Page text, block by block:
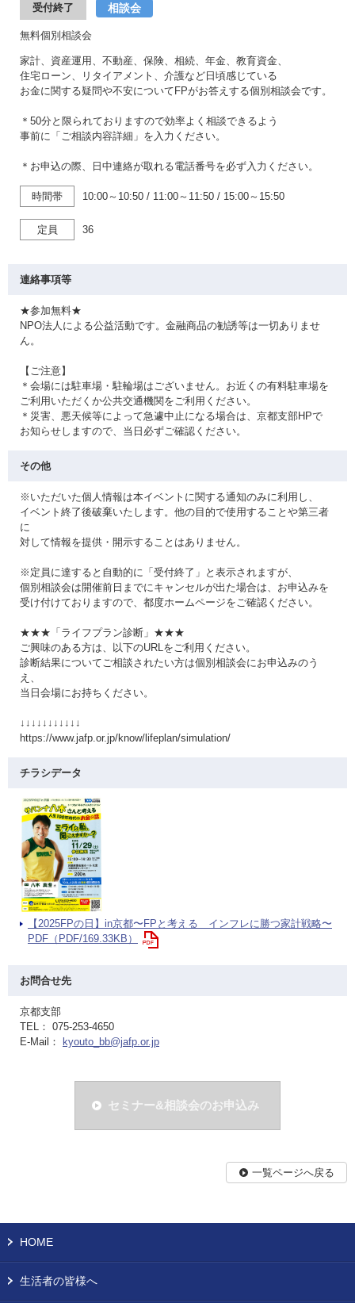
受付終了 相談会
無料個別相談会
家計、資産運用、不動産、保険、相続、年金、教育資金、
住宅ローン、リタイアメント、介護など日頃感じている
お金に関する疑問や不安についてFPがお答えする個別相談会です。
＊50分と限られておりますので効率よく相談できるよう
事前に「ご相談内容詳細」を入力ください。
＊お申込の際、日中連絡が取れる電話番号を必ず入力ください。
時間帯 10:00～10:50 / 11:00～11:50 / 15:00～15:50
定員 36
連絡事項等
★参加無料★
NPO法人による公益活動です。金融商品の勧誘等は一切ありませ
ん。
【ご注意】
＊会場には駐車場・駐輪場はございません。お近くの有料駐車場を
ご利用いただくか公共交通機関をご利用ください。
＊災害、悪天候等によって急遽中止になる場合は、京都支部HPで
お知らせしますので、当日必ずご確認ください。
その他
※いただいた個人情報は本イベントに関する通知のみに利用し、
イベント終了後破棄いたします。他の目的で使用することや第三者
に
対して情報を提供・開示することはありません。
※定員に達すると自動的に「受付終了」と表示されますが、
個別相談会は開催前日までにキャンセルが出た場合は、お申込みを
受け付けておりますので、都度ホームページをご確認ください。
★★★「ライフプラン診断」★★★
ご興味のある方は、以下のURLをご利用ください。
診断結果についてご相談されたい方は個別相談会にお申込みのう
え、
当日会場にお持ちください。
↓↓↓↓↓↓↓↓↓↓↓
https://www.jafp.or.jp/know/lifeplan/simulation/
チラシデータ
【2025FPの日】in京都〜FPと考える インフレに勝つ家計戦略〜
PDF（PDF/169.33KB）
お問合せ先
京都支部
TEL： 075-253-4650
E-Mail：
kyouto_bb@jafp.or.jp
セミナー&相談会のお申込み
一覧ページへ戻る
HOME
生活者の皆様へ